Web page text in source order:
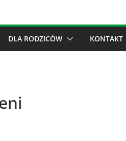
DLA RODZICÓW KONTAKT